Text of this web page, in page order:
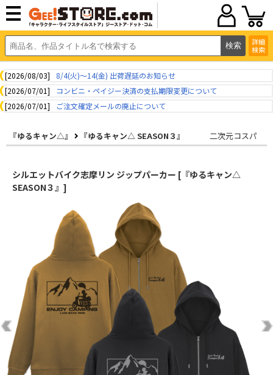
詳細
検索
[2026/08/03]
8/4(火)～14(金) 出荷遅延のお知らせ
[2026/07/01]
コンビニ・ペイジー決済の支払期限変更について
[2026/07/01]
ご注文確定メールの廃止について
『ゆるキャン△』 『ゆるキャン△ SEASON３』 二次元コスパ
シルエットバイク志摩リン ジップパーカー [『ゆるキャン△
SEASON３』]